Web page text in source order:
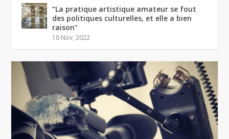
“La pratique artistique amateur se fout
des politiques culturelles, et elle a bien
raison”
10 Nov, 2022